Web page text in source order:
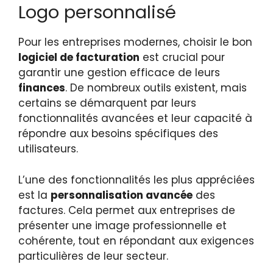
Logo personnalisé
Pour les entreprises modernes, choisir le bon
logiciel de facturation est crucial pour
garantir une gestion efficace de leurs
finances. De nombreux outils existent, mais
certains se démarquent par leurs
fonctionnalités avancées et leur capacité à
répondre aux besoins spécifiques des
utilisateurs.
L’une des fonctionnalités les plus appréciées
est la personnalisation avancée des
factures. Cela permet aux entreprises de
présenter une image professionnelle et
cohérente, tout en répondant aux exigences
particulières de leur secteur.